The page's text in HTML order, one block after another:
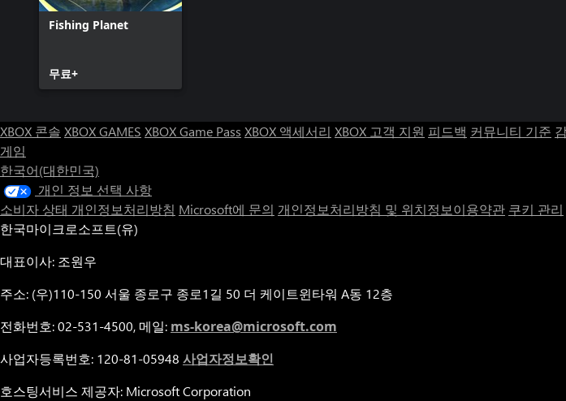
Fishing Planet
무료+
XBOX 콘솔 XBOX GAMES XBOX Game Pass XBOX 액세서리 XBOX 고객 지원 피드백 커뮤니티 기준
게임
한국어(대한민국)
개인 정보 선택 사항
소비자 상태 개인정보처리방침 Microsoft에 문의 개인정보처리방침 및 위치정보이용약관 쿠키 관리
한국마이크로소프트(유)
대표이사: 조원우
주소: (우)110-150 서울 종로구 종로1길 50 더 케이트윈타워 A동 12층
전화번호: 02-531-4500, 메일: ms-korea@microsoft.com
사업자등록번호: 120-81-05948 사업자정보확인
호스팅서비스 제공자: Microsoft Corporation